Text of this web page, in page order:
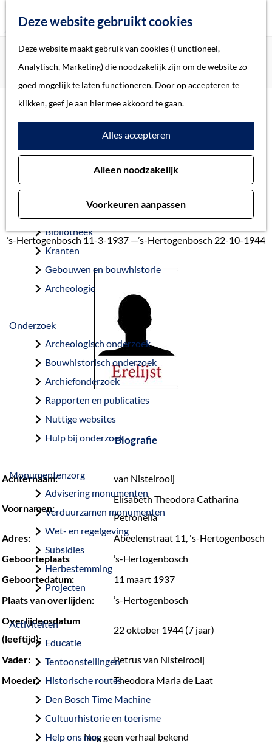
Deze website gebruikt cookies
Deze website maakt gebruik van cookies (Functioneel,
Analytisch, Marketing) die noodzakelijk zijn om de website zo
goed mogelijk te laten functioneren. Door op accepteren te
klikken, geef je aan hiermee akkoord te gaan.
Alles accepteren
Alleen noodzakelijk
Voorkeuren aanpassen
e
k
e
Home
Verhalen
Thema
Soort object
Collecties
Beeld en geluid
Bibliotheek
Kranten
Gebouwen en bouwhistorie
Archeologie
Onderzoek
Archeologisch onderzoek
Bouwhistorisch onderzoek
Archiefonderzoek
Rapporten en publicaties
Nuttige websites
Hulp bij onderzoek
Monumentenzorg
Advisering monumenten
Verduurzamen monumenten
Wet- en regelgeving
Subsidies
Herbestemming
Projecten
Activiteiten
Educatie
Tentoonstellingen
Historische routes
Den Bosch Time Machine
Cultuurhistorie en toerisme
Help ons mee
Home
Oorlogsslachtoffers 's-Hertogenbosch
Nistelrooij, Elisabeth Theodora Catharina Petronella van
Nistelrooij, Elisabeth
Theodora Catharina
Petronella van
’s-Hertogenbosch 11-3-1937 —’s-Hertogenbosch 22-10-1944
Biografie
Achternaam: van Nistelrooij
Voornamen:
Elisabeth Theodora Catharina
Petronella
Adres:
Abeelenstraat 11, 's-Hertogenbosch
Geboorteplaats
’s-Hertogenbosch
Geboortedatum:
11 maart 1937
Plaats van overlijden:
’s-Hertogenbosch
Overlijdensdatum
(leeftijd):
22 oktober 1944 (7 jaar)
Vader:
Petrus van Nistelrooij
Moeder:
Theodora Maria de Laat
Nog geen verhaal bekend